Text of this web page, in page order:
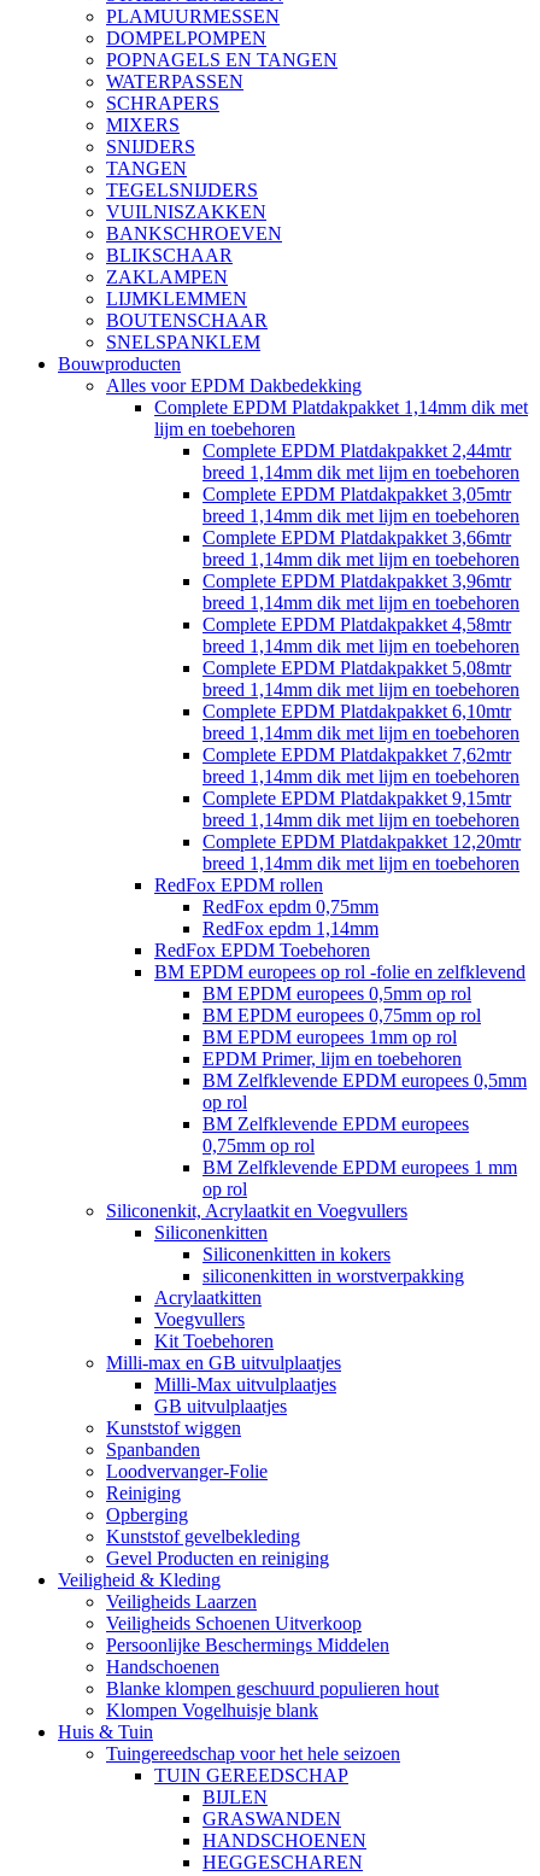
PLAMUURMESSEN
DOMPELPOMPEN
POPNAGELS EN TANGEN
WATERPASSEN
SCHRAPERS
MIXERS
SNIJDERS
TANGEN
TEGELSNIJDERS
VUILNISZAKKEN
BANKSCHROEVEN
BLIKSCHAAR
ZAKLAMPEN
LIJMKLEMMEN
BOUTENSCHAAR
SNELSPANKLEM
Bouwproducten
Alles voor EPDM Dakbedekking
Complete EPDM Platdakpakket 1,14mm dik met
lijm en toebehoren
Complete EPDM Platdakpakket 2,44mtr
breed 1,14mm dik met lijm en toebehoren
Complete EPDM Platdakpakket 3,05mtr
breed 1,14mm dik met lijm en toebehoren
Complete EPDM Platdakpakket 3,66mtr
breed 1,14mm dik met lijm en toebehoren
Complete EPDM Platdakpakket 3,96mtr
breed 1,14mm dik met lijm en toebehoren
Complete EPDM Platdakpakket 4,58mtr
breed 1,14mm dik met lijm en toebehoren
Complete EPDM Platdakpakket 5,08mtr
breed 1,14mm dik met lijm en toebehoren
Complete EPDM Platdakpakket 6,10mtr
breed 1,14mm dik met lijm en toebehoren
Complete EPDM Platdakpakket 7,62mtr
breed 1,14mm dik met lijm en toebehoren
Complete EPDM Platdakpakket 9,15mtr
breed 1,14mm dik met lijm en toebehoren
Complete EPDM Platdakpakket 12,20mtr
breed 1,14mm dik met lijm en toebehoren
RedFox EPDM rollen
RedFox epdm 0,75mm
RedFox epdm 1,14mm
RedFox EPDM Toebehoren
BM EPDM europees op rol -folie en zelfklevend
BM EPDM europees 0,5mm op rol
BM EPDM europees 0,75mm op rol
BM EPDM europees 1mm op rol
EPDM Primer, lijm en toebehoren
BM Zelfklevende EPDM europees 0,5mm
op rol
BM Zelfklevende EPDM europees
0,75mm op rol
BM Zelfklevende EPDM europees 1 mm
op rol
Siliconenkit, Acrylaatkit en Voegvullers
Siliconenkitten
Siliconenkitten in kokers
siliconenkitten in worstverpakking
Acrylaatkitten
Voegvullers
Kit Toebehoren
Milli-max en GB uitvulplaatjes
Milli-Max uitvulplaatjes
GB uitvulplaatjes
Kunststof wiggen
Spanbanden
Loodvervanger-Folie
Reiniging
Opberging
Kunststof gevelbekleding
Gevel Producten en reiniging
Veiligheid & Kleding
Veiligheids Laarzen
Veiligheids Schoenen Uitverkoop
Persoonlijke Beschermings Middelen
Handschoenen
Blanke klompen geschuurd populieren hout
Klompen Vogelhuisje blank
Huis & Tuin
Tuingereedschap voor het hele seizoen
TUIN GEREEDSCHAP
BIJLEN
GRASWANDEN
HANDSCHOENEN
HEGGESCHAREN